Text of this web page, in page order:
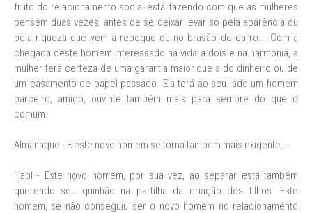
fruto do relacionamento social está fazendo com que as mulheres
pensem duas vezes, antes de se deixar levar só pela aparência ou
pela riqueza que vem a reboque ou no brasão do carro... Com a
chegada deste homem interessado na vida a dois e na harmonia, a
mulher terá certeza de uma garantia maior que a do dinheiro ou de
um casamento de papel passado. Ela terá ao seu lado um homem
parceiro, amigo, ouvinte também mais para sempre do que o
comum.
Almanaque - E este novo homem se torna também mais exigente...
Habl - Este novo homem, por sua vez, ao separar está também
querendo seu quinhão na partilha da criação dos filhos. Este
homem, se não conseguiu ser o novo homem no relacionamento